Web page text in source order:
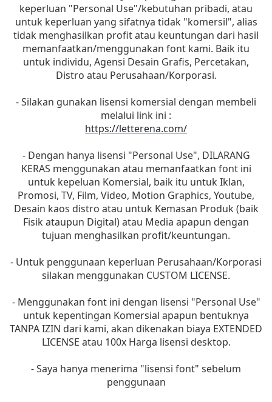
keperluan "Personal Use"/kebutuhan pribadi, atau
untuk keperluan yang sifatnya tidak "komersil", alias
tidak menghasilkan profit atau keuntungan dari hasil
memanfaatkan/menggunakan font kami. Baik itu
untuk individu, Agensi Desain Grafis, Percetakan,
Distro atau Perusahaan/Korporasi.
- Silakan gunakan lisensi komersial dengan membeli
melalui link ini :
https://letterena.com/
- Dengan hanya lisensi "Personal Use", DILARANG
KERAS menggunakan atau memanfaatkan font ini
untuk kepeluan Komersial, baik itu untuk Iklan,
Promosi, TV, Film, Video, Motion Graphics, Youtube,
Desain kaos distro atau untuk Kemasan Produk (baik
Fisik ataupun Digital) atau Media apapun dengan
tujuan menghasilkan profit/keuntungan.
- Untuk penggunaan keperluan Perusahaan/Korporasi
silakan menggunakan CUSTOM LICENSE.
- Menggunakan font ini dengan lisensi "Personal Use"
untuk kepentingan Komersial apapun bentuknya
TANPA IZIN dari kami, akan dikenakan biaya EXTENDED
LICENSE atau 100x Harga lisensi desktop.
- Saya hanya menerima "lisensi font" sebelum
penggunaan